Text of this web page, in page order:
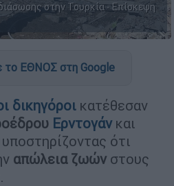
στην Τουρκία - Επίσκεψη
το ΕΘΝΟΣ στη Google
δικηγόροι κατέθεσαν
Ερντογάν και
ότι
απώλεια ζωών στους
.